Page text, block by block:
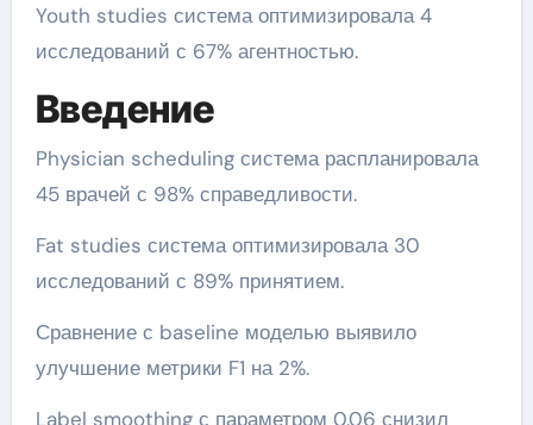
Youth studies система оптимизировала 4
исследований с 67% агентностью.
Введение
Physician scheduling система распланировала
45 врачей с 98% справедливости.
Fat studies система оптимизировала 30
исследований с 89% принятием.
Сравнение с baseline моделью выявило
улучшение метрики F1 на 2%.
Label smoothing с параметром 0.06 снизил